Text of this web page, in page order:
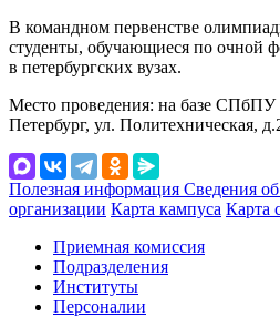
В командном первенстве
студенты, обучающиеся по очной
в петербургских вузах.
Место проведения: на базе СПбПУ
Петербург, ул. Политехническая,
Полезная информация Сведения об
организации Карта кампуса Карта
Приемная комиссия
Подразделения
Институты
Персоналии